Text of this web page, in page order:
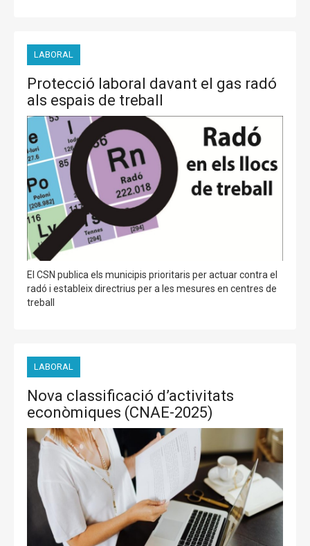
LABORAL
Protecció laboral davant el gas radó
als espais de treball
El CSN publica els municipis prioritaris per actuar contra el
radó i estableix directrius per a les mesures en centres de
treball
LABORAL
Nova classificació d’activitats
econòmiques (CNAE-2025)